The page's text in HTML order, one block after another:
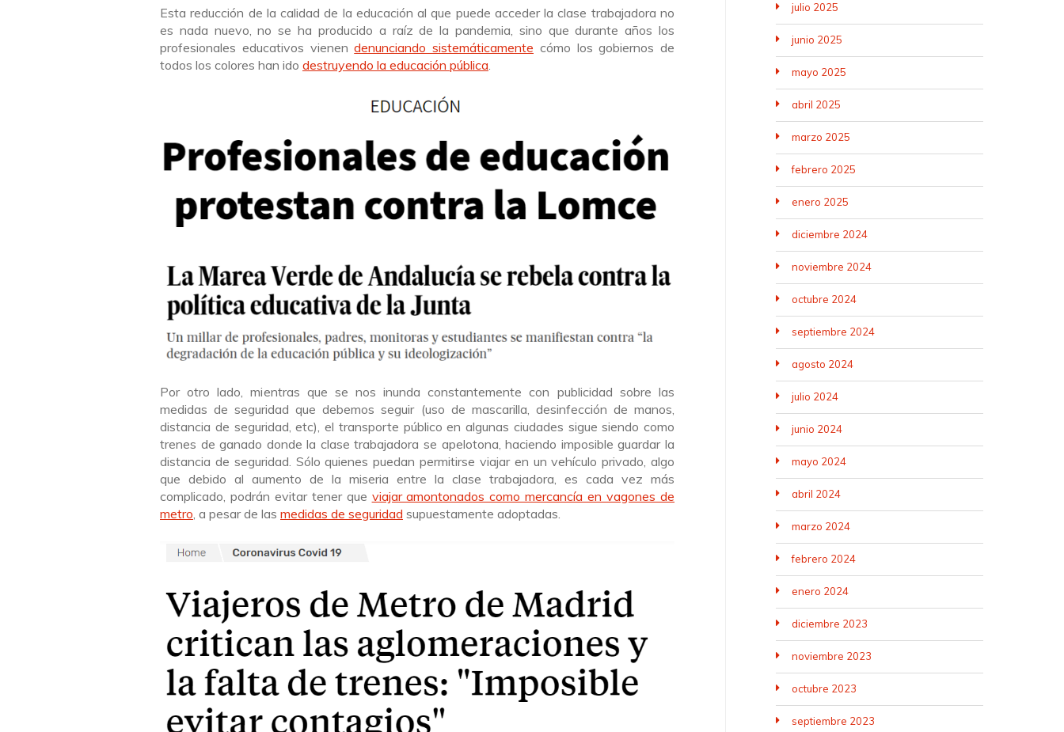
Esta reducción de la calidad de la educación al que puede acceder la clase trabajadora no
es nada nuevo, no se ha producido a raíz de la pandemia, sino que durante años los
profesionales educativos vienendenunciando sistemáticamente cómo los gobiernos de
todos los colores han ido destruyendo la educación pública.
Por otro lado, mientras que se nos inunda constantemente con publicidad sobre las
medidas de seguridad que debemos seguir (uso de mascarilla, desinfección de manos,
distancia de seguridad, etc), el transporte público en algunas ciudades sigue siendo como
trenes de ganado donde la clase trabajadora se apelotona, haciendo imposible guardar la
distancia de seguridad. Sólo quienes puedan permitirse viajar en un vehículo privado, algo
que debido al aumento de la miseria entre la clase trabajadora, es cada vez más
complicado, podrán evitar tener que viajar amontonados como mercancía en vagones de
metro, a pesar de las medidas de seguridad supuestamente adoptadas.
julio 2025
junio 2025
mayo 2025
abril 2025
marzo 2025
febrero 2025
enero 2025
diciembre 2024
noviembre 2024
octubre 2024
septiembre 2024
agosto 2024
julio 2024
junio 2024
mayo 2024
abril 2024
marzo 2024
febrero 2024
enero 2024
diciembre 2023
noviembre 2023
octubre 2023
septiembre 2023